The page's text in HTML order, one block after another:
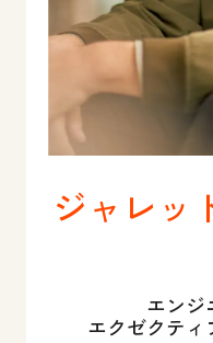
ジャレッ
エンジ
エクゼクティ